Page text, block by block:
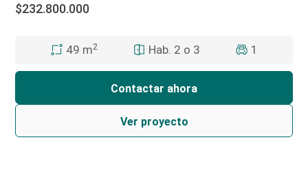
$232.800.000
49 m2 Hab. 2 o 3 1
Contactar ahora
Ver proyecto